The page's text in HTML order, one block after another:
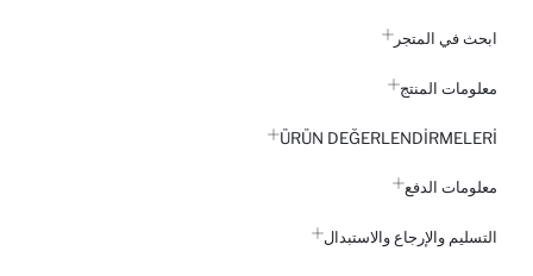
ابحث في المتجر
معلومات المنتج
ÜRÜN DEĞERLENDİRMELERİ
معلومات الدفع
التسليم والإرجاع والاستبدال